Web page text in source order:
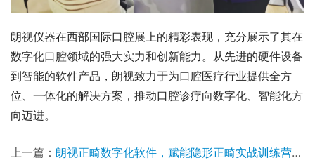
朗视仪器在西部国际口腔展上的精彩表现，充分展示了其在
数字化口腔领域的强大实力和创新能力。从先进的硬件设备
到智能的软件产品，朗视致力于为口腔医疗行业提供全方
位、一体化的解决方案，推动口腔诊疗向数字化、智能化方